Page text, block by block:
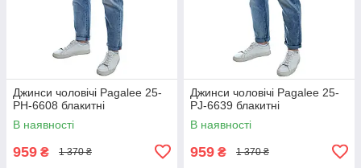
Джинси чоловічі Pagalee 25-
PH-6608 блакитні
В наявності
959 ₴ 1 370 ₴
Джинси чоловічі Pagalee 25-
PJ-6639 блакитні
В наявності
959 ₴ 1 370 ₴